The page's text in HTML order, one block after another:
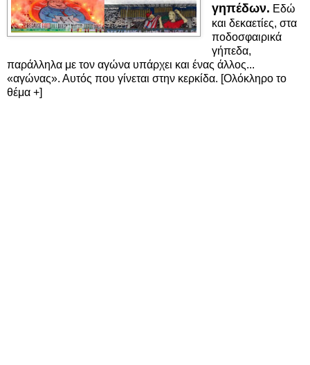
γηπέδων. Εδώ
και δεκαετίες, στα
ποδοσφαιρικά
γήπεδα,
παράλληλα με τον αγώνα υπάρχει και ένας άλλος...
«αγώνας». Αυτός που γίνεται στην κερκίδα. [Ολόκληρο το
θέμα +]